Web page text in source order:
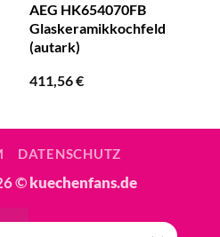
AEG HK654070FB
Glaskeramikkochfeld
(autark)
411,56€
DATENSCHUTZ
©kuechenfans.de